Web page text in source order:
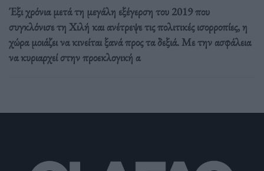
Έξι χρόνια μετά τη μεγάλη εξέγερση του 2019 που
συγκλόνισε τη Χιλή και ανέτρεψε τις πολιτικές ισορροπίες, η
χώρα μοιάζει να κινείται ξανά προς τα δεξιά. Με την ασφάλεια
να κυριαρχεί στην προεκλογική α